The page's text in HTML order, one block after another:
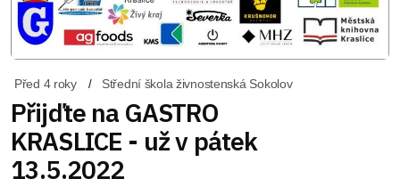
Před 4 roky Střední škola živnostenská Sokolov
Přijďte na GASTRO
KRASLICE - už v pátek
13.5.2022